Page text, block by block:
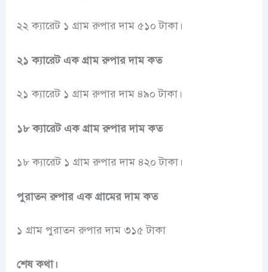
২২ ক্যারেট ১ গ্রাম রুপার দাম ৫১০ টাকা।
২১ ক্যারেট এক গ্রাম রুপার দাম কত
২১ ক্যারেট ১ গ্রাম রুপার দাম ৪৯০ টাকা।
১৮ ক্যারেট এক গ্রাম রুপার দাম কত
১৮ ক্যারেট ১ গ্রাম রুপার দাম ৪২০ টাকা।
পুরাতন রুপার এক গ্রামের দাম কত
১ গ্রাম পুরাতন রুপার দাম ৩১৫ টাকা
শেষ কথা।